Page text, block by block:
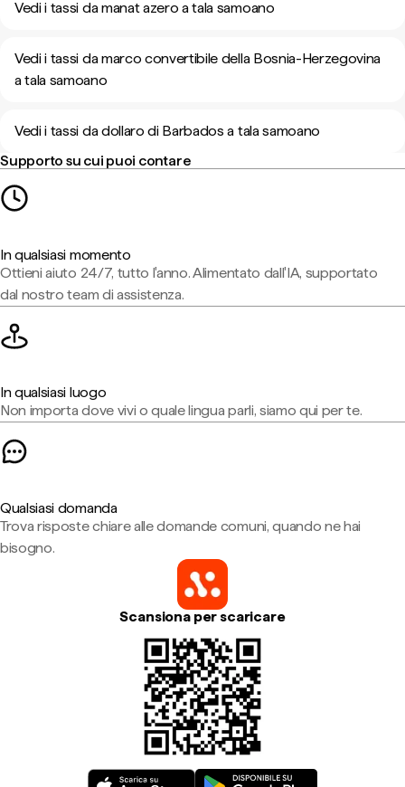
Vedi i tassi da manat azero a tala samoano
Vedi i tassi da marco convertibile della Bosnia-Herzegovina
a tala samoano
Vedi i tassi da dollaro di Barbados a tala samoano
Supporto su cui puoi contare
In qualsiasi momento
Ottieni aiuto 24/7, tutto l'anno. Alimentato dall'IA, supportato
dal nostro team di assistenza.
In qualsiasi luogo
Non importa dove vivi o quale lingua parli, siamo qui per te.
Qualsiasi domanda
Trova risposte chiare alle domande comuni, quando ne hai
bisogno.
Scansiona per scaricare